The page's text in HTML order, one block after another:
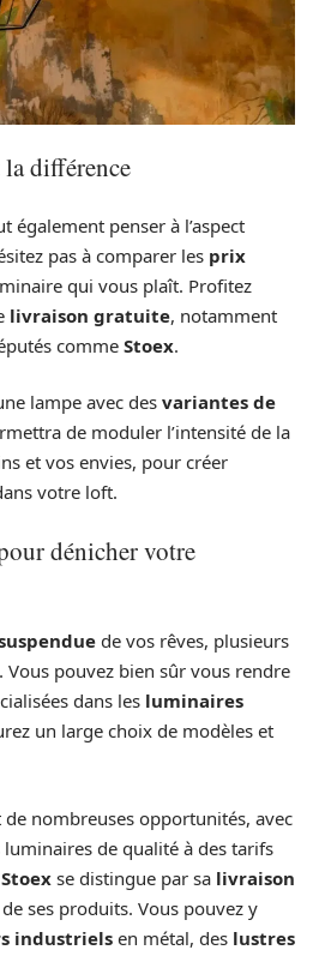
différence
également penser à l’aspect
pas à comparer les prix
qui vous plaît. Profitez
livraison gratuite, notamment
comme Stoex.
lampe avec des variantes de
de moduler l’intensité de la
et vos envies, pour créer
votre loft.
dénicher votre
de vos rêves, plusieurs
Vous pouvez bien sûr vous rendre
dans les luminaires
un large choix de modèles et
nombreuses opportunités, avec
de qualité à des tarifs
Stoex se distingue par sa livraison
ses produits. Vous pouvez y
industriels en métal, des lustres